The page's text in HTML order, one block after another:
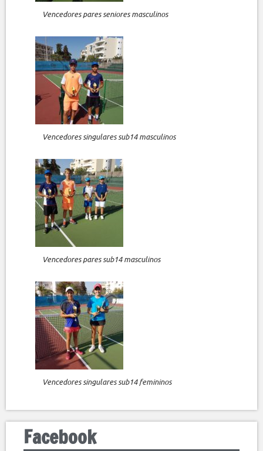
Vencedores pares seniores masculinos
Vencedores singulares sub14 masculinos
Vencedores pares sub14 masculinos
Vencedores singulares sub14 femininos
Facebook